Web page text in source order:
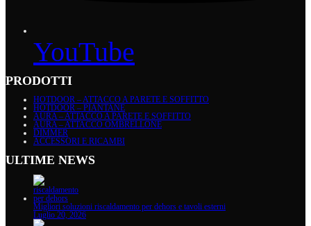
YouTube
PRODOTTI
HOTDOOR – ATTACCO A PARETE E SOFFITTO
HOTDOOR – PIANTANE
AURA – ATTACCO A PARETE E SOFFITTO
AURA – ATTACCO OMBRELLONE
DIMMER
ACCESSORI E RICAMBI
ULTIME NEWS
Migliori soluzioni riscaldamento per dehors e tavoli esterni
Luglio 20, 2026